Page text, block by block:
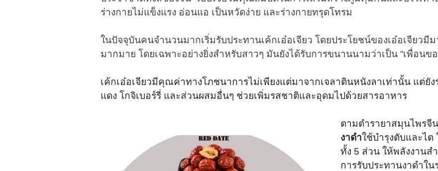
ร่างกายไม่แข็งแรง อ่อนแอ เป็นหวัดง่าย และร่างกายทรุดโทรม
ในปัจจุบันคนจำนวนมากเริ่มรับประทานเค้กเอ๋อเจียว โดยประโยชน์ของเอ๋อเจียวมี
มากมาย โดยเฉพาะอย่างยิ่งสำหรับสาวๆ มันยังได้รับการขนานนามว่าเป็น “เพื่อนข
เค้กเอ๋อเจียวมีคุณค่าทางโภชนาการไม่เพียงแต่มาจากเจลาตินหนังลาเท่านั้น แต่ยั
แดง โกจิเบอร์รี่ และส่วนผสมอื่นๆ ช่วยเพิ่มรสชาติและอุดมไปด้วยสารอาหาร
ตามตำรายาสมุนไพรจีน
งาดำใช้บำรุงตับและไ
ทั้ง 5 ส่วน ให้พลังงานส
การรับประทานงาดำใ